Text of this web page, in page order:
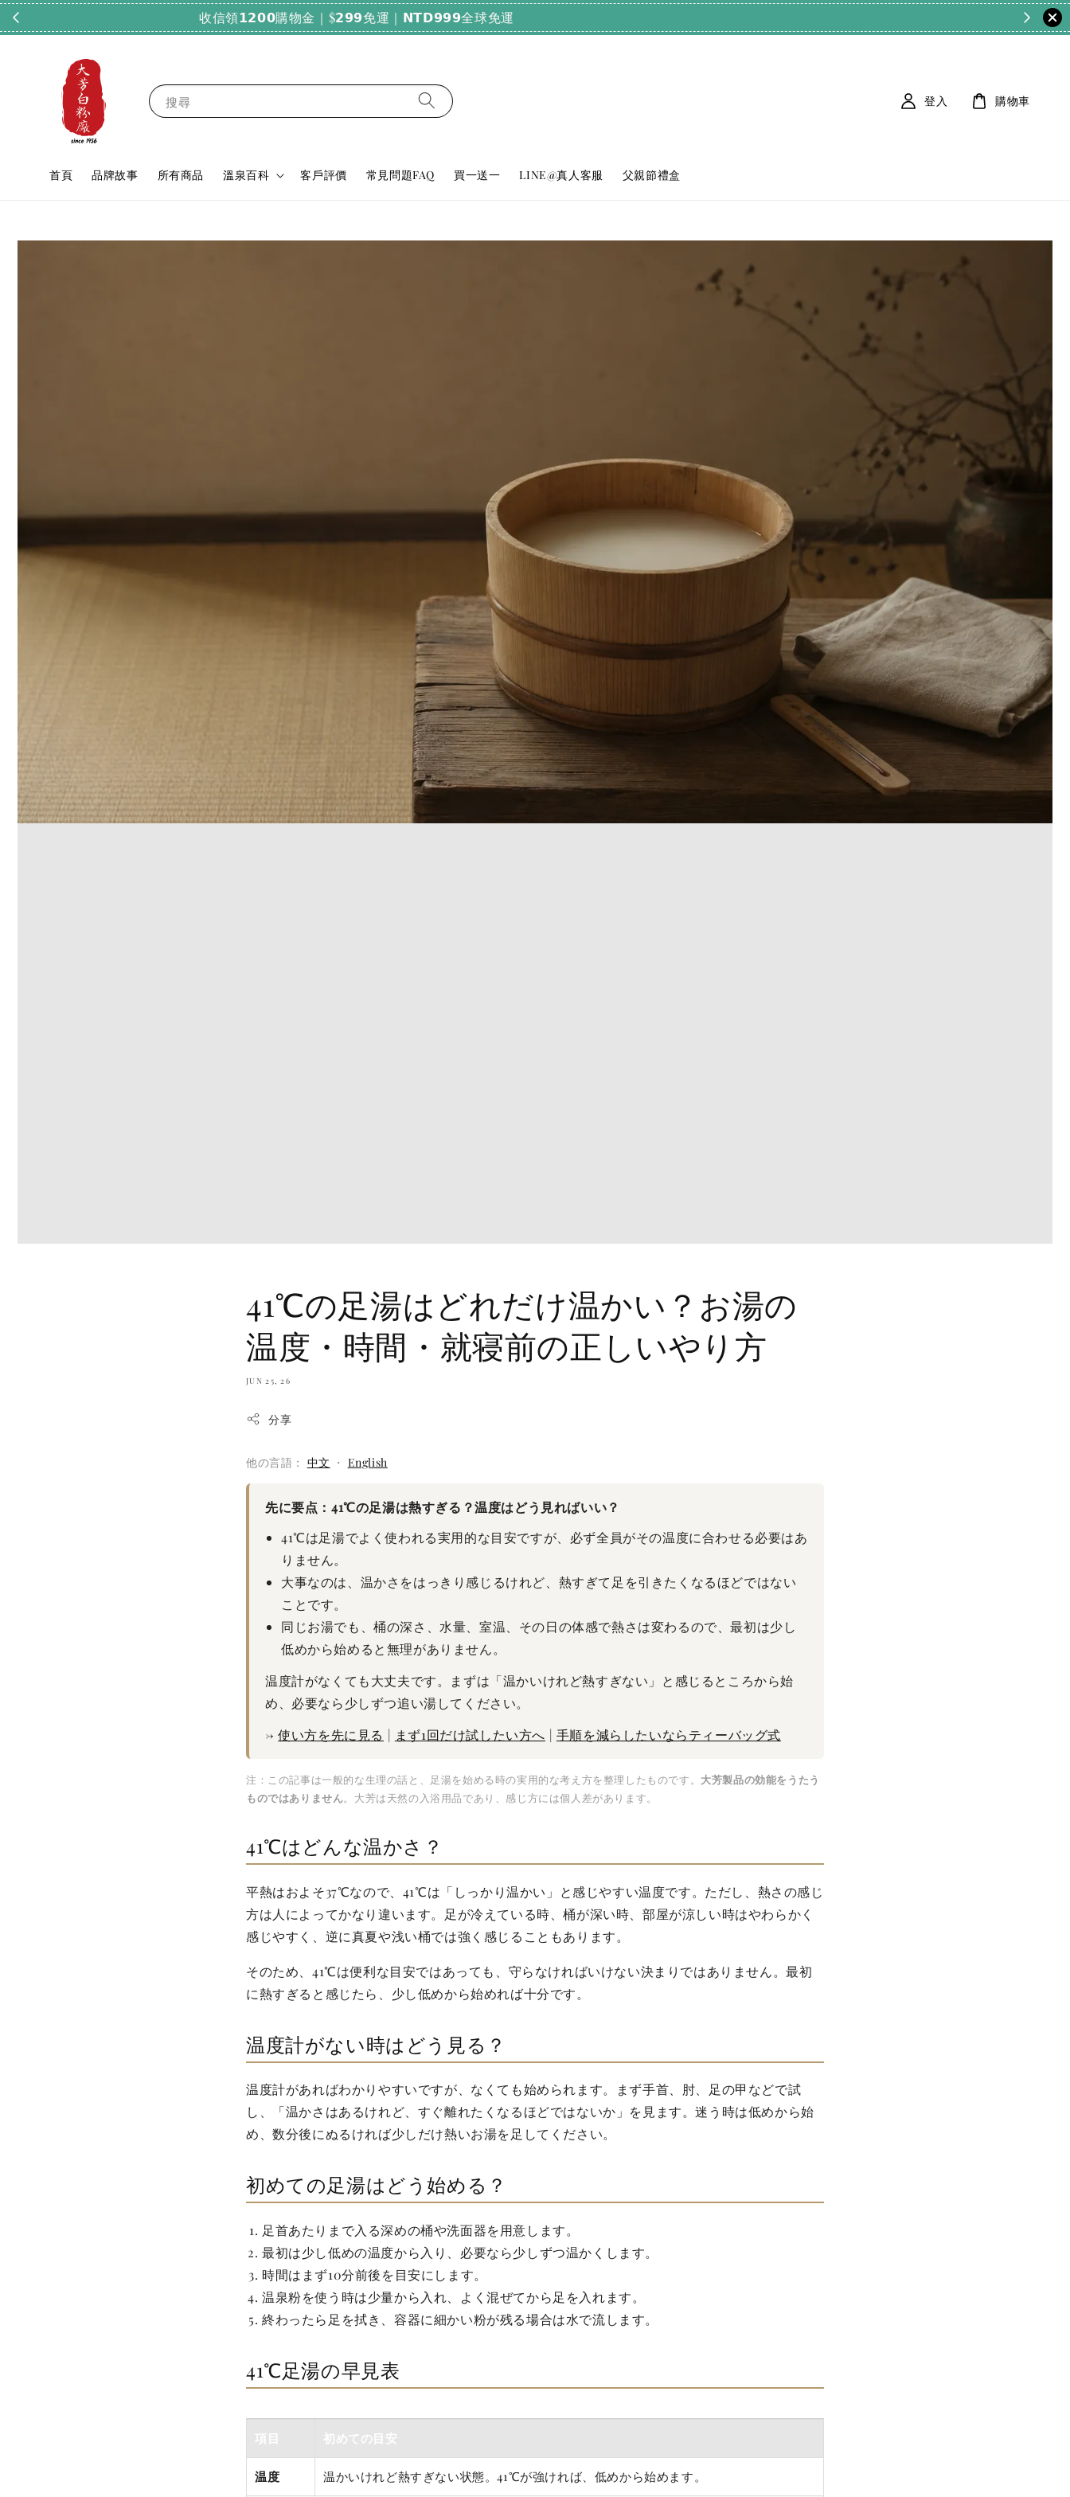
純天然好眠！輸碼𝗕𝗨𝗬𝟮𝟬𝟬𝟬，滿𝟮𝟬𝟬𝟬享𝟳𝟴折
搜尋
首頁 品牌故事 所有商品 溫泉百科 客戶評價 常見問題FAQ 買一送一 LINE@真人客服 父親節禮盒
登入 購物車
41℃の足湯はどれだけ温かい？お湯の
温度・時間・就寝前の正しいやり方
JUN 25, 26
分享
他の言語： 中文 ・ English
先に要点：41℃の足湯は熱すぎる？温度はどう見ればいい？
41℃は足湯でよく使われる実用的な目安ですが、必ず全員がその温度に合わせる必要はあ
りません。
大事なのは、温かさをはっきり感じるけれど、熱すぎて足を引きたくなるほどではない
ことです。
同じお湯でも、桶の深さ、水量、室温、その日の体感で熱さは変わるので、最初は少し
低めから始めると無理がありません。
温度計がなくても大丈夫です。まずは「温かいけれど熱すぎない」と感じるところから始
め、必要なら少しずつ追い湯してください。
→使い方を先に見る | まず1回だけ試したい方へ | 手順を減らしたいならティーバッグ式
注：この記事は一般的な生理の話と、足湯を始める時の実用的な考え方を整理したものです。 大芳製品の効能をうたう
ものではありません。大芳は天然の入浴用品であり、感じ方には個人差があります。
41℃はどんな温かさ？
平熱はおよそ37℃なので、41℃は「しっかり温かい」と感じやすい温度です。ただし、熱さの感じ
方は人によってかなり違います。足が冷えている時、桶が深い時、部屋が涼しい時はやわらかく
感じやすく、逆に真夏や浅い桶では強く感じることもあります。
そのため、41℃は便利な目安ではあっても、守らなければいけない決まりではありません。最初
に熱すぎると感じたら、少し低めから始めれば十分です。
温度計がない時はどう見る？
温度計があればわかりやすいですが、なくても始められます。まず手首、肘、足の甲などで試
し、「温かさはあるけれど、すぐ離れたくなるほどではないか」を見ます。迷う時は低めから始
め、数分後にぬるければ少しだけ熱いお湯を足してください。
初めての足湯はどう始める？
足首あたりまで入る深めの桶や洗面器を用意します。
最初は少し低めの温度から入り、必要なら少しずつ温かくします。
時間はまず10分前後を目安にします。
温泉粉を使う時は少量から入れ、よく混ぜてから足を入れます。
終わったら足を拭き、容器に細かい粉が残る場合は水で流します。
41℃足湯の早見表
項目 初めての目安
温度 温かいけれど熱すぎない状態。41℃が強ければ、低めから始めます。